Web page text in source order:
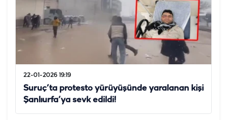
22-01-2026 19:19
Suruç’ta protesto yürüyüşünde yaralanan kişi
Şanlıurfa’ya sevk edildi!